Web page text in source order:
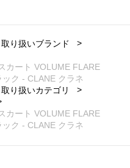
取り扱いブランド
カート VOLUME FLARE
ク - CLANE クラネ
取り扱いカテゴリ
カート VOLUME FLARE
ク - CLANE クラネ